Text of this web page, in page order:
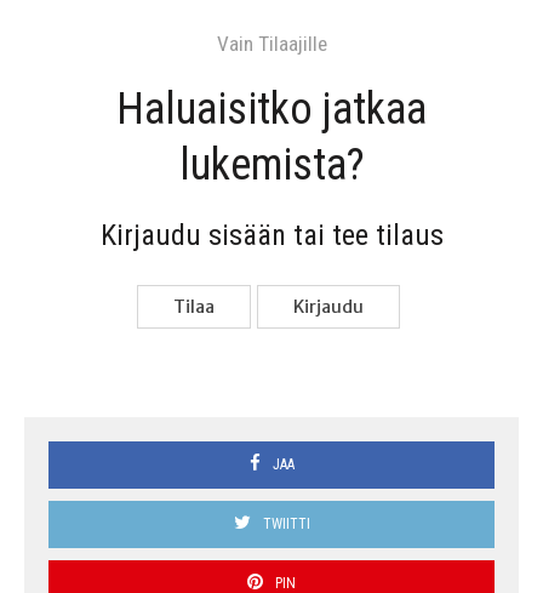
Vain Tilaa­jil­le
Haluai­sit­ko jat­kaa
lukemista?
Kir­jau­du sisään tai tee tilaus
Tilaa Kir­jau­du
JAA
TWIITTI
PIN